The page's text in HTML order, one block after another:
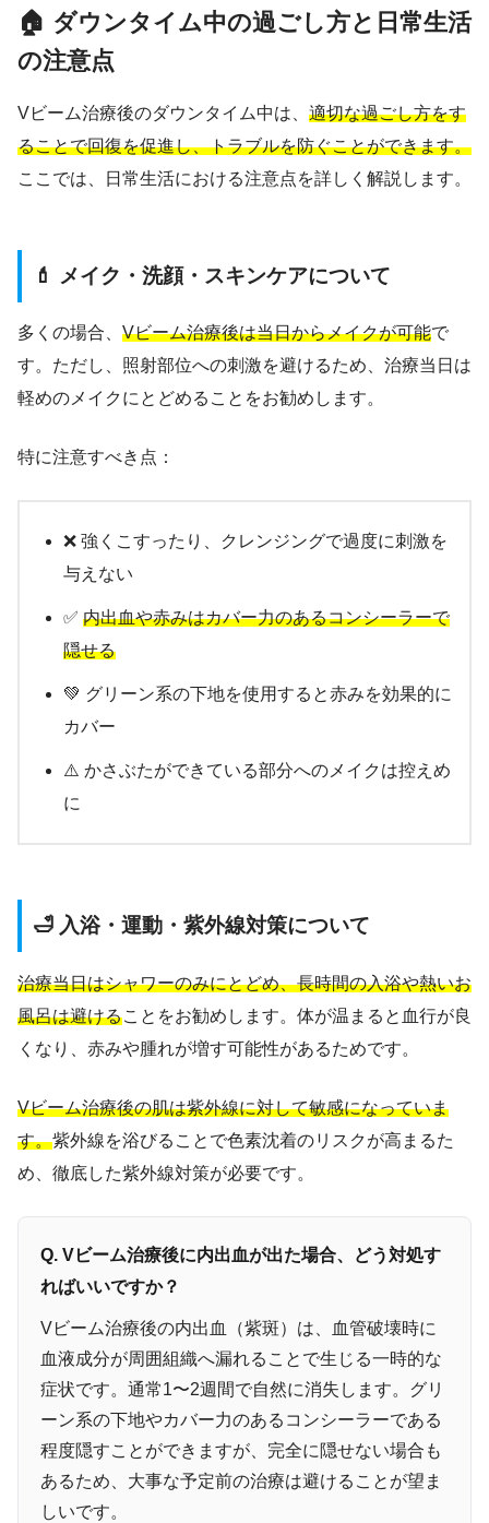
🏠 ダウンタイム中の過ごし方と日常生活
の注意点
Vビーム治療後のダウンタイム中は、 適切な過ごし方をす
ることで回復を促進し、トラブルを防ぐことができます。
ここでは、日常生活における注意点を詳しく解説します。
💄 メイク・洗顔・スキンケアについて
多くの場合、 Vビーム治療後は当日からメイクが可能で
す。ただし、照射部位への刺激を避けるため、治療当日は
軽めのメイクにとどめることをお勧めします。
特に注意すべき点：
❌ 強くこすったり、クレンジングで過度に刺激を
与えない
✅ 内出血や赤みはカバー力のあるコンシーラーで
隠せる
💚 グリーン系の下地を使用すると赤みを効果的に
カバー
⚠️ かさぶたができている部分へのメイクは控えめ
に
🛁 入浴・運動・紫外線対策について
治療当日はシャワーのみにとどめ、長時間の入浴や熱いお
風呂は避けることをお勧めします。体が温まると血行が良
くなり、赤みや腫れが増す可能性があるためです。
Vビーム治療後の肌は紫外線に対して敏感になっていま
す。紫外線を浴びることで色素沈着のリスクが高まるた
め、徹底した紫外線対策が必要です。
Q. Vビーム治療後に内出血が出た場合、どう対処す
ればいいですか？
Vビーム治療後の内出血（紫斑）は、血管破壊時に
血液成分が周囲組織へ漏れることで生じる一時的な
症状です。通常1〜2週間で自然に消失します。グリ
ーン系の下地やカバー力のあるコンシーラーである
程度隠すことができますが、完全に隠せない場合も
あるため、大事な予定前の治療は避けることが望ま
しいです。